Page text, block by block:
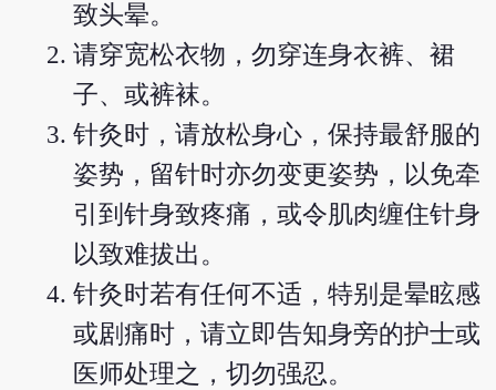
致头晕。
请穿宽松衣物，勿穿连身衣裤、裙
子、或裤袜。
针灸时，请放松身心，保持最舒服的
姿势，留针时亦勿变更姿势，以免牵
引到针身致疼痛，或令肌肉缠住针身
以致难拔出。
针灸时若有任何不适，特别是晕眩感
或剧痛时，请立即告知身旁的护士或
医师处理之，切勿强忍。